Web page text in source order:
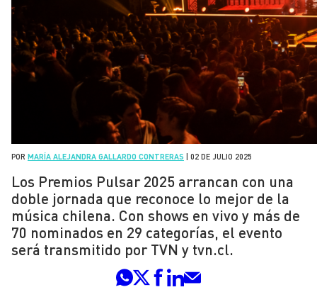
POR MARÍA ALEJANDRA GALLARDO CONTRERAS 02 DE JULIO 2025
Los Premios Pulsar 2025 arrancan con una
doble jornada que reconoce lo mejor de la
música chilena. Con shows en vivo y más de
70 nominados en 29 categorías, el evento
será transmitido por TVN y tvn.cl.